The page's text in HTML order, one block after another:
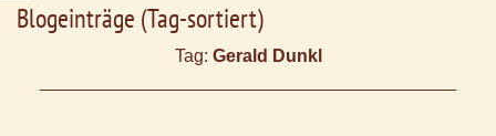
Blogeinträge (Tag-sortiert)
Tag: Gerald Dunkl